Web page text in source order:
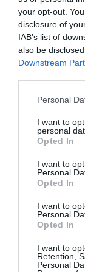
your opt-out.
disclosure of
IAB’s list of
also be
Downstream
Personal
I want to
personal
Opted In
I want to
Personal
Opted In
I want to
Personal
Opted In
I want to
Retention,
Personal
Tony de Brest
À Leipzig/
en vol